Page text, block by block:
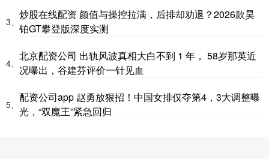
3、
炒股在线配资 颜值与操控拉满，后排却劝退？2026款昊
铂GT攀登版深度实测
4、
北京配资公司 出轨风波真相大白不到 1 年， 58岁那英近
况曝出，谷建芬评价一针见血
5、
配资公司app 赵勇放狠招！中国女排仅夺第4，3大调整曝
光，“双魔王”紧急回归